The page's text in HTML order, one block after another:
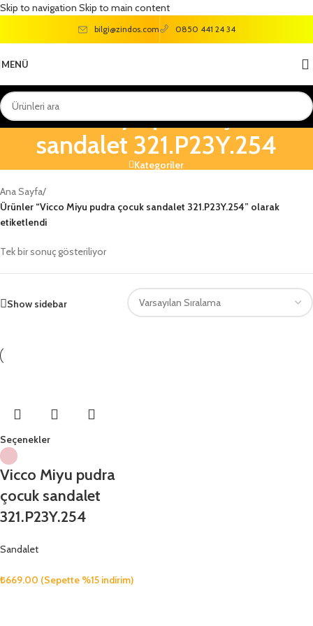
Skip to navigation Skip to main content
bilgi@zindos.com 0850 441 24 34
MENÜ
Vicco Miyu pudra çocuk
sandalet 321.P23Y.254
Kategoriler
Ana Sayfa/
Ürünler “Vicco Miyu pudra çocuk sandalet 321.P23Y.254” olarak
etiketlendi
Tek bir sonuç gösteriliyor
Show sidebar
Seçenekler
Vicco Miyu pudra
çocuk sandalet
321.P23Y.254
Sandalet
₺669.00 (Sepette %15 indirim)